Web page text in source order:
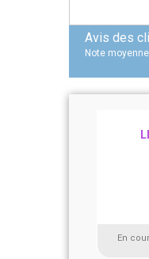
Avis des
Note
En